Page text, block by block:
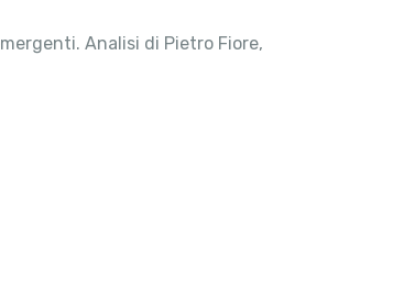
Analisi di Pietro Fiore,